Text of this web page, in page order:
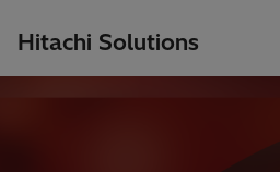
Hitachi Solutions